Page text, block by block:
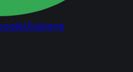
Ulubione